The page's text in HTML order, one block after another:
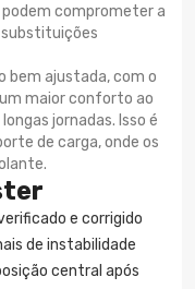
comprometer a
bem ajustada, com o
maior conforto ao
jornadas. Isso é
de carga, onde os
e corrigido
de instabilidade
central após